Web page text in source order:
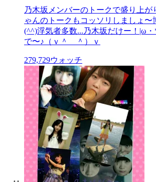
乃木坂メンバーのトークで盛り上が
ゃんのトークもコッソリしましょ〜
(^^)浮気者多数...乃木坂だけー！|ω・
で〜♪（ｖ＾＿＾）ｖ
279,729ウォッチ